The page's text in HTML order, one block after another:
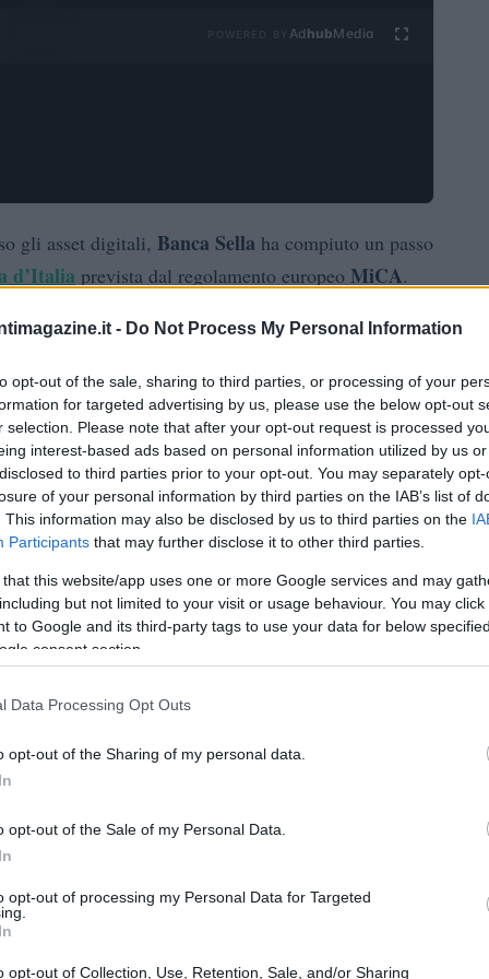
- Do Not Process My Personal Information
opt-out of the sale, sharing to third parties, or processing of your
for targeted advertising by us, please use the below opt-out
selection. Please note that after your opt-out request is processed
interest-based ads based on personal information utilized by us
to third parties prior to your opt-out. You may separately
of your personal information by third parties on the IAB’s list of
This information may also be disclosed by us to third parties on the
Participants that may further disclose it to other third parties.
that this website/app uses one or more Google services and may
but not limited to your visit or usage behaviour. You may
to Google and its third-party tags to use your data for below
consent section.
Data Processing Opt Outs
opt-out of the Sharing of my personal data.
opt-out of the Sale of my Personal Data.
opt-out of processing my Personal Data for Targeted
opt-out of Collection, Use, Retention, Sale, and/or Sharing
Ad hubMedia
gli asset digitali, Banca Sella ha compiuto un passo
d’Italia prevista dal regolamento europeo MiCA.
servizi legati alla
una piattaforma dedicata a specifiche categorie
avvicinamento tra il mondo bancario
in cui la regolamentazione europea punta a
e investimenti tecnologici: la banca ha
e partecipato a progetti pilota nazionali e
soltanto la crescente integrazione delle
strumenti più istituzionali come lestablecoine
titoli.
del gioco
Regulation) introduce un quadro normativo
che offrono servizi sulle cripto-attività, per le
dichiarato è aumentare la protezione degli
al contempo l’adozione istituzionale. Grazie a
possono offrire servizi con maggiore certezza
prevalentemente sperimentale a un